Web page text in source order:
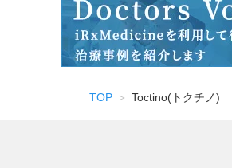
TOP Toctino(トクチノ)